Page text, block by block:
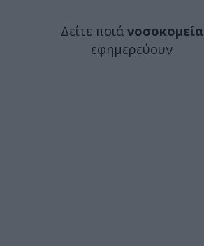
Δείτε ποιά νοσοκομεία
εφημερεύουν